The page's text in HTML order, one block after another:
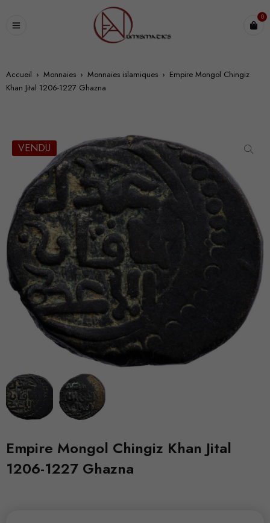
0
Accueil › Monnaies › Monnaies islamiques › Empire Mongol Chingiz
Khan Jital 1206-1227 Ghazna
VENDU
Empire Mongol Chingiz Khan Jital
1206-1227 Ghazna